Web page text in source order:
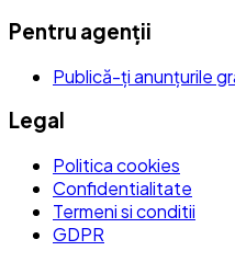
Pentru agenții
Publică-ți anunțurile
Legal
Politica cookies
Confidentialitate
Termeni si conditii
GDPR